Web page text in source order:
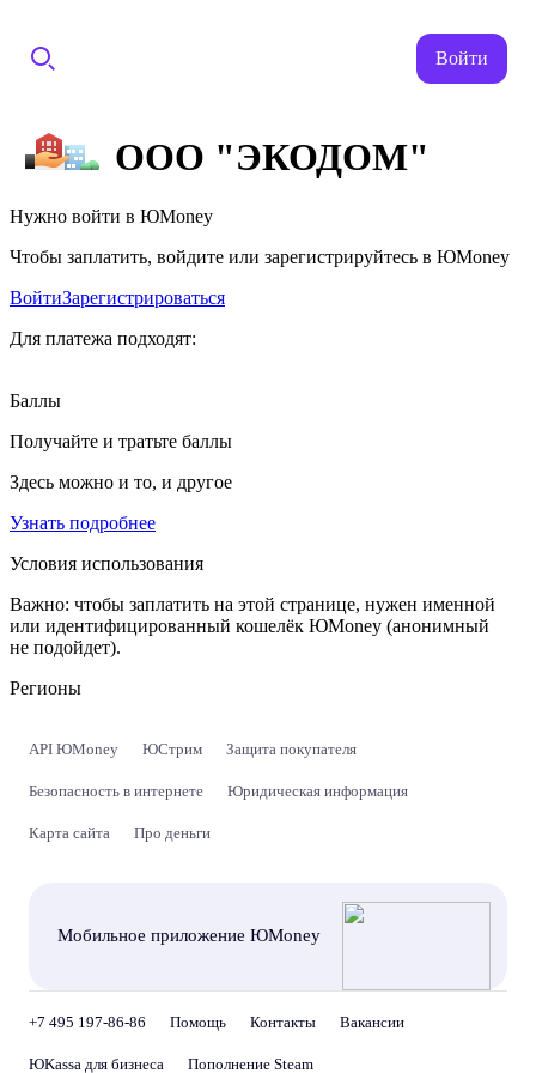
Войти
ООО "ЭКОДОМ"
Нужно войти в ЮMoney
Чтобы заплатить, войдите или зарегистрируйтесь в ЮMoney
ВойтиЗарегистрироваться
Для платежа подходят:
Баллы
Получайте и тратьте баллы
Здесь можно и то, и другое
Узнать подробнее
Условия использования
Важно: чтобы заплатить на этой странице, нужен именной
или идентифицированный кошелёк ЮMoney (анонимный
не подойдет).
Регионы
API ЮMoney ЮСтрим Защита покупателя
Безопасность в интернете Юридическая информация
Карта сайта Про деньги
Мобильное приложение ЮMoney
+7 495 197-86-86 Помощь Контакты Вакансии
ЮKassa для бизнеса Пополнение Steam